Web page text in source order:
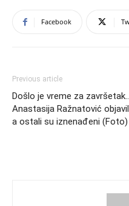
Facebook
Previous article
Došlo je vreme za
Anastasija Ražnatović
a ostali su iznenađeni (Foto)